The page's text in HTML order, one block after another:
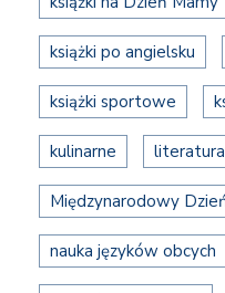
książki po angielsku
książki sportowe
kulinarne
Międzynarodowy
nauka języków obcych